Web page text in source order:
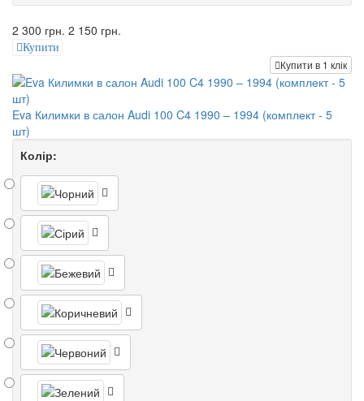
2 300 грн. 2 150 грн.
Купити
Купити в 1 клік
Eva Килимки в салон Audi 100 C4 1990 – 1994 (комплект - 5
шт)
Колір: